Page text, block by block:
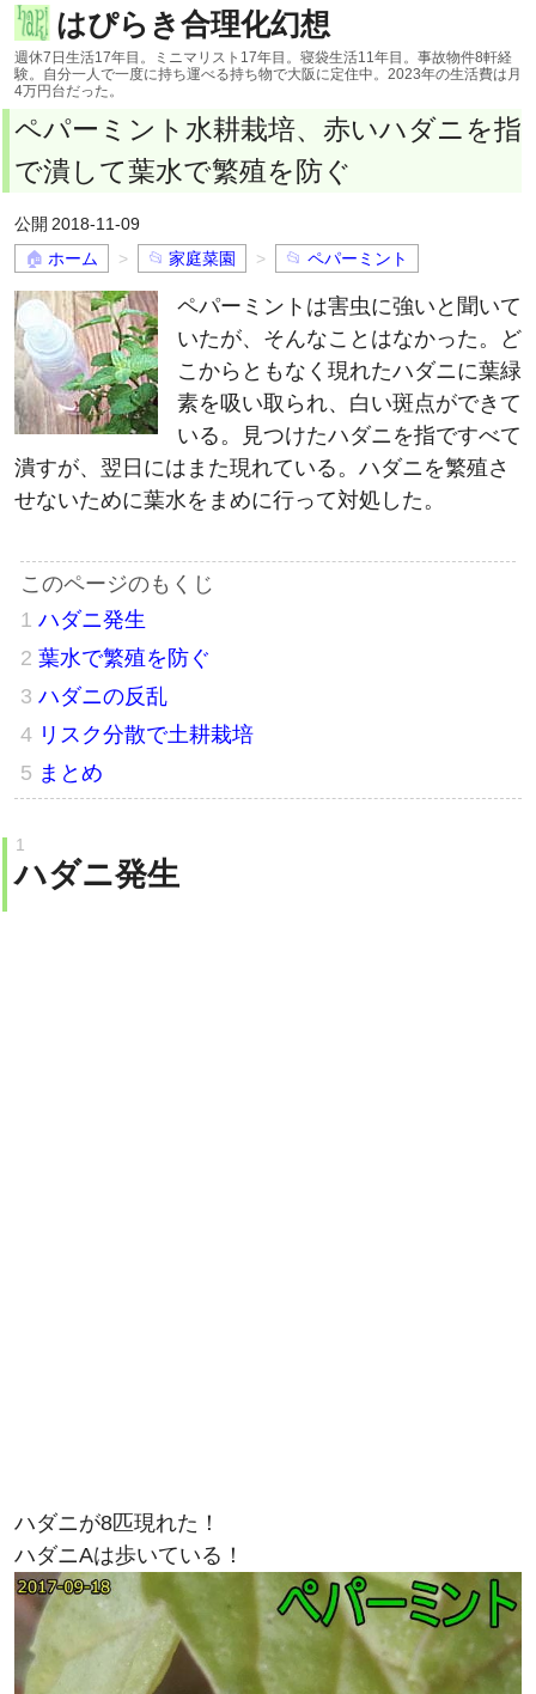
はぴらき合理化幻想
週休7日生活17年目。ミニマリスト17年目。寝袋生活11年目。事故物件8軒経
験。自分一人で一度に持ち運べる持ち物で大阪に定住中。2023年の生活費は月
4万円台だった。
ペパーミント水耕栽培、赤いハダニを指
で潰して葉水で繁殖を防ぐ
2018-11-09
ホーム
家庭菜園 ペパーミント
ペパーミントは害虫に強いと聞いて
いたが、そんなことはなかった。ど
こからともなく現れたハダニに葉緑
素を吸い取られ、白い斑点ができて
いる。見つけたハダニを指ですべて
潰すが、翌日にはまた現れている。ハダニを繁殖さ
せないために葉水をまめに行って対処した。
ハダニ発生
葉水で繁殖を防ぐ
ハダニの反乱
リスク分散で土耕栽培
まとめ
ハダニ発生
ハダニが8匹現れた！
ハダニAは歩いている！